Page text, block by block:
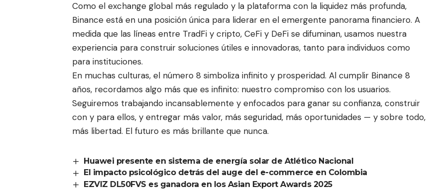
Como el exchange global más regulado y la plataforma con la liquidez más profunda,
Binance está en una posición única para liderar en el emergente panorama financiero. A
medida que las líneas entre TradFi y cripto, CeFi y DeFi se difuminan, usamos nuestra
experiencia para construir soluciones útiles e innovadoras, tanto para individuos como
para instituciones.
En muchas culturas, el número 8 simboliza infinito y prosperidad. Al cumplir Binance 8
años, recordamos algo más que es infinito: nuestro compromiso con los usuarios.
Seguiremos trabajando incansablemente y enfocados para ganar su confianza, construir
con y para ellos, y entregar más valor, más seguridad, más oportunidades — y sobre todo,
más libertad. El futuro es más brillante que nunca.
Huawei presente en sistema de energía solar de Atlético Nacional
El impacto psicológico detrás del auge del e-commerce en Colombia
EZVIZ DL50FVS es ganadora en los Asian Export Awards 2025